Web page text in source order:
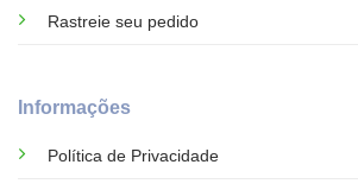
Rastreie seu pedido
Informações
Política de Privacidade